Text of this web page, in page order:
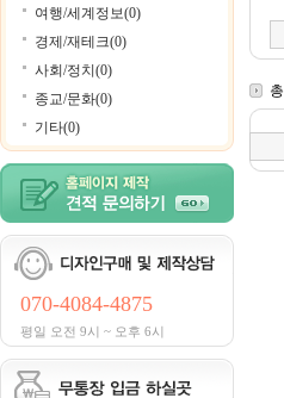
여행/세계정보(0)
경제/재테크(0)
사회/정치(0)
종교/문화(0)
기타(0)
070-4084-4875
평일 오전 9시 ~ 오후 6시
총